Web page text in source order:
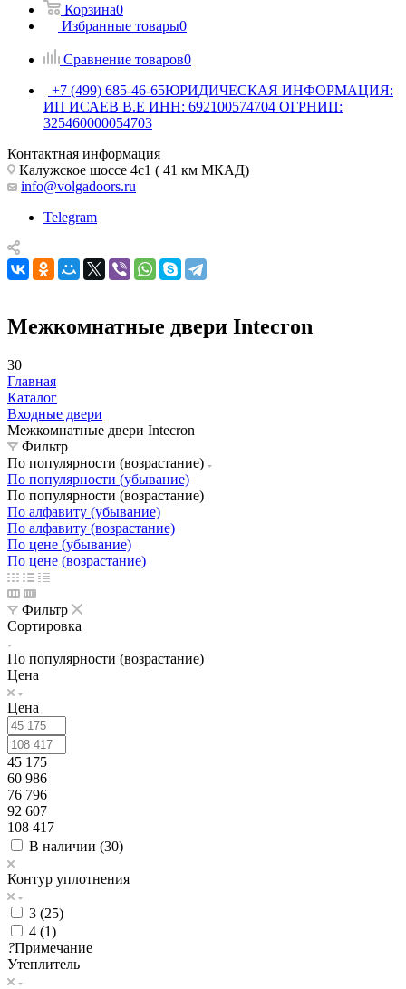
Корзина0
Избранные товары0
Сравнение товаров0
+7 (499) 685-46-65ЮРИДИЧЕСКАЯ ИНФОРМАЦИЯ:
ИП ИСАЕВ В.Е ИНН: 692100574704 ОГРНИП:
325460000054703
Контактная информация
Калужское шоссе 4с1 ( 41 км МКАД)
info@volgadoors.ru
Telegram
Межкомнатные двери Intecron
30
Главная
Каталог
Входные двери
Межкомнатные двери Intecron
Фильтр
По популярности (возрастание)
По популярности (убывание)
По популярности (возрастание)
По алфавиту (убывание)
По алфавиту (возрастание)
По цене (убывание)
По цене (возрастание)
Фильтр
Сортировка
По популярности (возрастание)
Цена
Цена
45 175
60 986
76 796
92 607
108 417
В наличии (30)
Контур уплотнения
3 (25)
4 (1)
?Примечание
Утеплитель